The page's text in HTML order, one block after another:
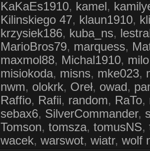
KaKaEs1910, kamel,
Kilinskiego 47, klaun1910,
krzysiek186, kuba_ns,
MarioBros79, marquess,
maxmol88, Michal1910, milo
misiokoda, misns, mke023,
nwm, olokrk, Oreł, owad,
Raffio, Rafii, random, RaTo,
sebax6, SilverCommander,
Tomson, tomsza, tomusNS,
wacek, warswot, wiatr, wolf